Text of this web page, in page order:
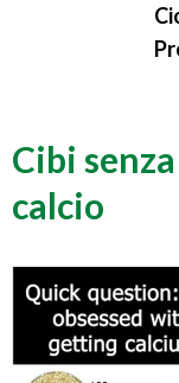
Cibi
calcio